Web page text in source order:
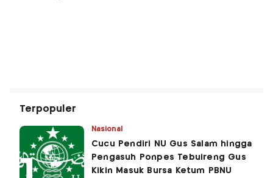
Terpopuler
Nasional
Cucu Pendiri NU Gus Salam hingga
Pengasuh Ponpes Tebuireng Gus
Kikin Masuk Bursa Ketum PBNU